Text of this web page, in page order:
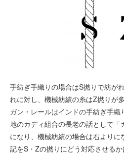
手紡ぎ手織りの場合はS撚りで紡が
れに対し、機械紡績の糸はZ撚りが
ガン・レールはインドの手紡ぎ手織
地のカディ組合の長老の話として
になり、機械紡績の場合は右より
記をS・Zの撚りにどう対応させる